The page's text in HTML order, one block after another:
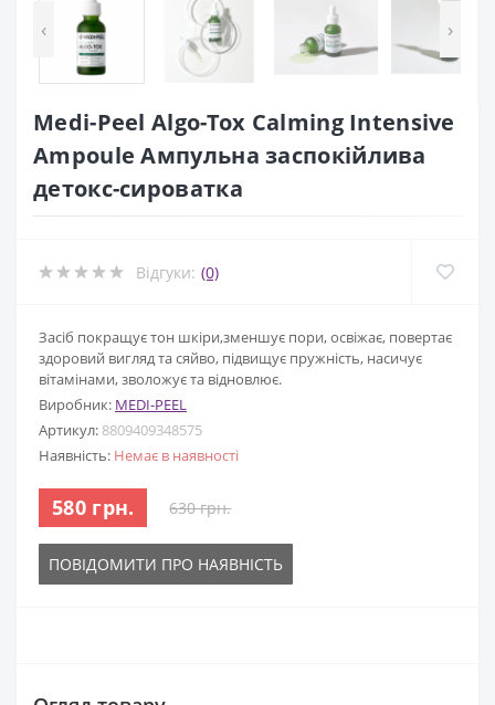
‹ ›
Medi-Peel Algo-Tox Calming Intensive
Ampoule Ампульна заспокійлива
детокс-сироватка
Відгуки: (0)
Засіб покращує тон шкіри,зменшує пори, освіжає, повертає
здоровий вигляд та сяйво, підвищує пружність, насичує
вітамінами, зволожує та відновлює.
Виробник: MEDI-PEEL
Артикул: 8809409348575
Наявність: Немає в наявності
580 грн. 630 грн.
ПОВІДОМИТИ ПРО НАЯВНІСТЬ